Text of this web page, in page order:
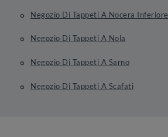
Negozio Di Tappeti A Nocera Inferiore
Negozio Di Tappeti A Nola
Negozio Di Tappeti A Sarno
Negozio Di Tappeti A Scafati